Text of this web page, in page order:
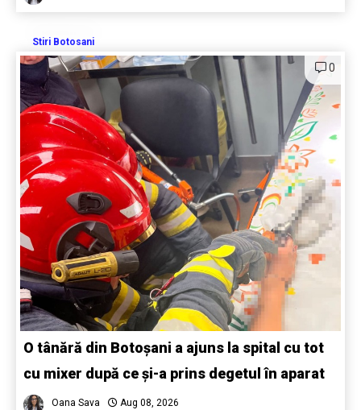
Stiri Botosani
0
O tânără din Botoșani a ajuns la spital cu tot
cu mixer după ce și-a prins degetul în aparat
Oana Sava Aug 08, 2026